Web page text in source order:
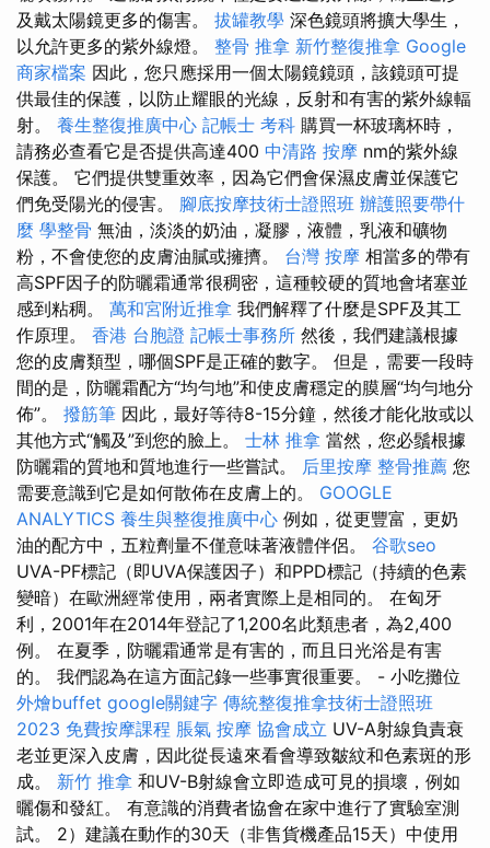
及戴太陽鏡更多的傷害。 拔罐教學 深色鏡頭將擴大學生，
以允許更多的紫外線燈。 整骨 推拿 新竹整復推拿 Google
商家檔案 因此，您只應採用一個太陽鏡鏡頭，該鏡頭可提
供最佳的保護，以防止耀眼的光線，反射和有害的紫外線輻
射。 養生整復推廣中心 記帳士 考科 購買一杯玻璃杯時，
請務必查看它是否提供高達400 中清路 按摩 nm的紫外線
保護。 它們提供雙重效率，因為它們會保濕皮膚並保護它
們免受陽光的侵害。 腳底按摩技術士證照班 辦護照要帶什
麼 學整骨 無油，淡淡的奶油，凝膠，液體，乳液和礦物
粉，不會使您的皮膚油膩或擁擠。 台灣 按摩 相當多的帶有
高SPF因子的防曬霜通常很稠密，這種較硬的質地會堵塞並
感到粘稠。 萬和宮附近推拿 我們解釋了什麼是SPF及其工
作原理。 香港 台胞證 記帳士事務所 然後，我們建議根據
您的皮膚類型，哪個SPF是正確的數字。 但是，需要一段時
間的是，防曬霜配方“均勻地”和使皮膚穩定的膜層“均勻地分
佈”。 撥筋筆 因此，最好等待8-15分鐘，然後才能化妝或以
其他方式“觸及”到您的臉上。 士林 推拿 當然，您必鬚根據
防曬霜的質地和質地進行一些嘗試。 后里按摩 整骨推薦 您
需要意識到它是如何散佈在皮膚上的。 GOOGLE
ANALYTICS 養生與整復推廣中心 例如，從更豐富，更奶
油的配方中，五粒劑量不僅意味著液體伴侶。 谷歌seo
UVA-PF標記（即UVA保護因子）和PPD標記（持續的色素
變暗）在歐洲經常使用，兩者實際上是相同的。 在匈牙
利，2001年在2014年登記了1,200名此類患者，為2,400
例。 在夏季，防曬霜通常是有害的，而且日光浴是有害
的。 我們認為在這方面記錄一些事實很重要。 - 小吃攤位
外燴buffet google關鍵字 傳統整復推拿技術士證照班
2023 免費按摩課程 脹氣 按摩 協會成立 UV-A射線負責衰
老並更深入皮膚，因此從長遠來看會導致皺紋和色素斑的形
成。 新竹 推拿 和UV-B射線會立即造成可見的損壞，例如
曬傷和發紅。 有意識的消費者協會在家中進行了實驗室測
試。 2）建議在動作的30天（非售貨機產品15天）中使用